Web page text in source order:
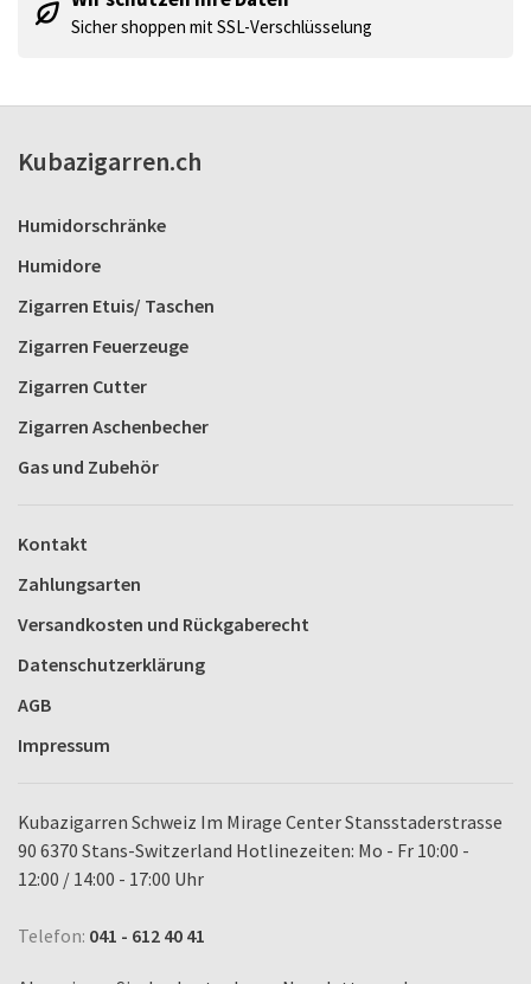
Sicher shoppen mit SSL-Verschlüsselung
Kubazigarren.ch
Humidorschränke
Humidore
Zigarren Etuis/ Taschen
Zigarren Feuerzeuge
Zigarren Cutter
Zigarren Aschenbecher
Gas und Zubehör
Kontakt
Zahlungsarten
Versandkosten und Rückgaberecht
Datenschutzerklärung
AGB
Impressum
Kubazigarren Schweiz Im Mirage Center Stansstaderstrasse
90 6370 Stans-Switzerland Hotlinezeiten: Mo - Fr 10:00 -
12:00 / 14:00 - 17:00 Uhr
Telefon: 041 - 612 40 41